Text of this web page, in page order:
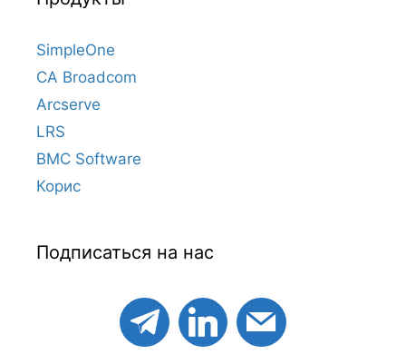
SimpleOne
CA Broadcom
Arcserve
LRS
BMC Software
Корис
Подписаться на нас